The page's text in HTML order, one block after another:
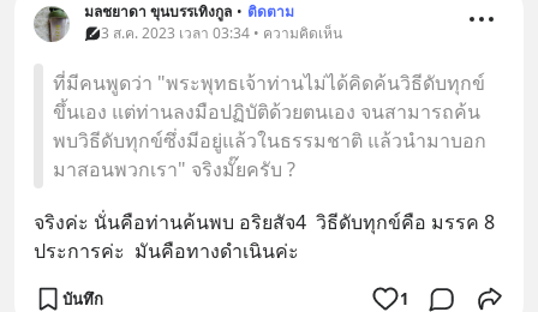
มลชยาดา ขุนบรรเทิงกูล • ติดตาม
3 ส.ค. 2023 เวลา 03:34 • ความคิดเห็น
ที่มีคนพูดว่า "พระพุทธเจ้าท่านไม่ได้คิดค้นวิธีดับทุกข์
ขึ้นเอง แต่ท่านลงมือปฏิบัติด้วยตนเอง จนสามารถค้น
พบวิธีดับทุกข์ซึ่งมีอยู่แล้วในธรรมชาติ แล้วนำมาบอก
มาสอนพวกเรา" จริงมั๊ยครับ ?
จริงค่ะ นั่นคือท่านค้นพบ อริยสัจ4  วิธีดับทุกข์คือ มรรค 8
ประการค่ะ  มันคือทางดำเนินค่ะ
บันทึก 1